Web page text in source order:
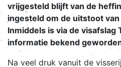
vrijgesteld blijft van de
ingesteld om de uitstoot
Inmiddels is via de visafslag
informatie bekend
Na veel druk vanuit de